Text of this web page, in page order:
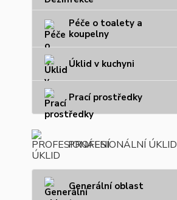
Péče o toalety a
koupelny
Úklid v kuchyni
Prací prostředky
PROFESIONÁLNÍ ÚKLID
Generální oblast